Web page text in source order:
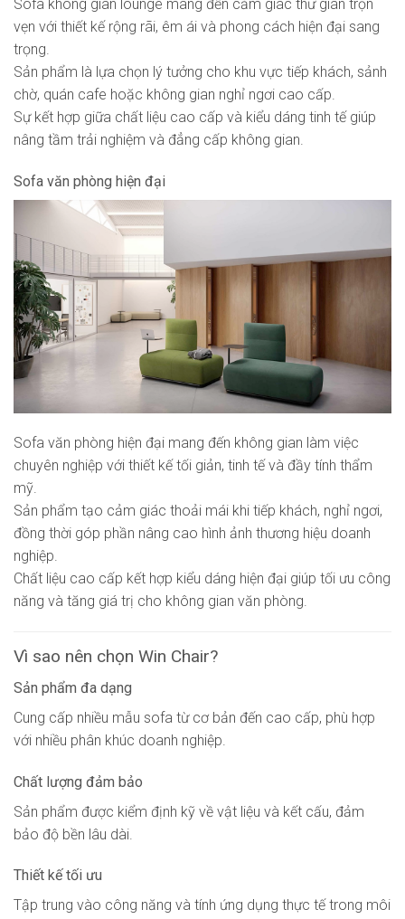
Sofa không gian lounge mang đến cảm giác thư giãn trọn
vẹn với thiết kế rộng rãi, êm ái và phong cách hiện đại sang
trọng.
Sản phẩm là lựa chọn lý tưởng cho khu vực tiếp khách, sảnh
chờ, quán cafe hoặc không gian nghỉ ngơi cao cấp.
Sự kết hợp giữa chất liệu cao cấp và kiểu dáng tinh tế giúp
nâng tầm trải nghiệm và đẳng cấp không gian.
Sofa văn phòng hiện đại
Sofa văn phòng hiện đại mang đến không gian làm việc
chuyên nghiệp với thiết kế tối giản, tinh tế và đầy tính thẩm
mỹ.
Sản phẩm tạo cảm giác thoải mái khi tiếp khách, nghỉ ngơi,
đồng thời góp phần nâng cao hình ảnh thương hiệu doanh
nghiệp.
Chất liệu cao cấp kết hợp kiểu dáng hiện đại giúp tối ưu công
năng và tăng giá trị cho không gian văn phòng.
Vì sao nên chọn Win Chair?
Sản phẩm đa dạng
Cung cấp nhiều mẫu sofa từ cơ bản đến cao cấp, phù hợp
với nhiều phân khúc doanh nghiệp.
Chất lượng đảm bảo
Sản phẩm được kiểm định kỹ về vật liệu và kết cấu, đảm
bảo độ bền lâu dài.
Thiết kế tối ưu
Tập trung vào công năng và tính ứng dụng thực tế trong môi